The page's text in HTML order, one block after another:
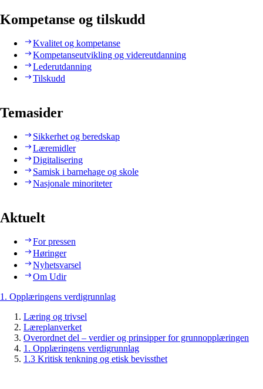
Kompetanse og tilskudd
Kvalitet og kompetanse
Kompetanseutvikling og videreutdanning
Lederutdanning
Tilskudd
Temasider
Sikkerhet og beredskap
Læremidler
Digitalisering
Samisk i barnehage og skole
Nasjonale minoriteter
Aktuelt
For pressen
Høringer
Nyhetsvarsel
Om Udir
1. Opplæringens verdigrunnlag
Læring og trivsel
Læreplanverket
Overordnet del – verdier og prinsipper for grunnopplæringen
1. Opplæringens verdigrunnlag
1.3 Kritisk tenkning og etisk bevissthet